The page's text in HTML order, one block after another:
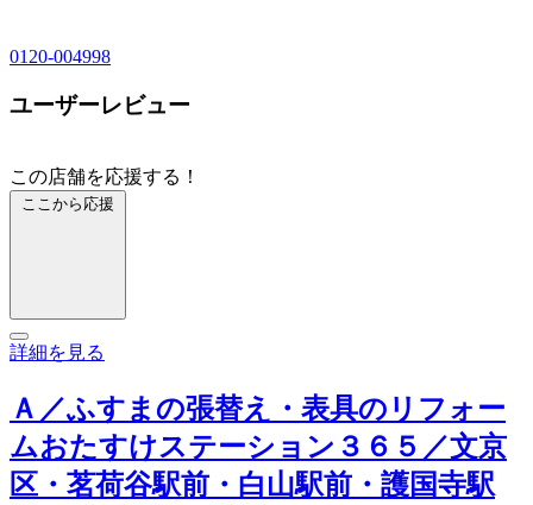
0120-004998
ユーザーレビュー
この店舗を応援する！
ここから応援
詳細を見る
Ａ／ふすまの張替え・表具のリフォー
ムおたすけステーション３６５／文京
区・茗荷谷駅前・白山駅前・護国寺駅